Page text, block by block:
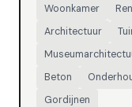
Woonkamer
Architectuur
Beton
Gordijnen